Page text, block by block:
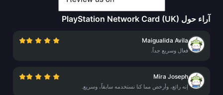
آراء حول PlayStation Network Card (UK)
Maigualida Avila
فعال وسريع جداً.
Mira Joseph
إنه رائع، وأرخص مما كنا نستخدمه سابقاً، وسريع.